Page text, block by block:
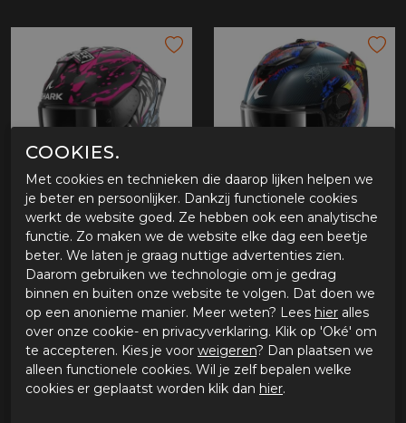
Shark Skwal Cup Replica Redding
€ 339,99
€ 579,99
COOKIES.
Met cookies en technieken die daarop lijken helpen we
je beter en persoonlijker. Dankzij functionele cookies
werkt de website goed. Ze hebben ook een analytische
functie. Zo maken we de website elke dag een beetje
beter. We laten je graag nuttige advertenties zien.
Daarom gebruiken we technologie om je gedrag
binnen en buiten onze website te volgen. Dat doen we
op een anonieme manier. Meer weten? Lees hier alles
over onze cookie- en privacyverklaring. Klik op 'Oké' om
te accepteren. Kies je voor weigeren? Dan plaatsen we
alleen functionele cookies. Wil je zelf bepalen welke
cookies er geplaatst worden klik dan hier.